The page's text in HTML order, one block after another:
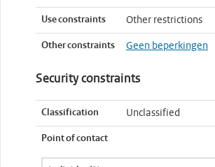
Use constraints Other restrictions
Other constraints Geen beperkingen
Security constraints
Classification Unclassified
Point of contact